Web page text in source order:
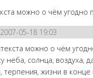
можно о чём угодно
2007-05-18 19:03
можно о чём
неба, солнца, воздуха,
терпения, жизни в конце